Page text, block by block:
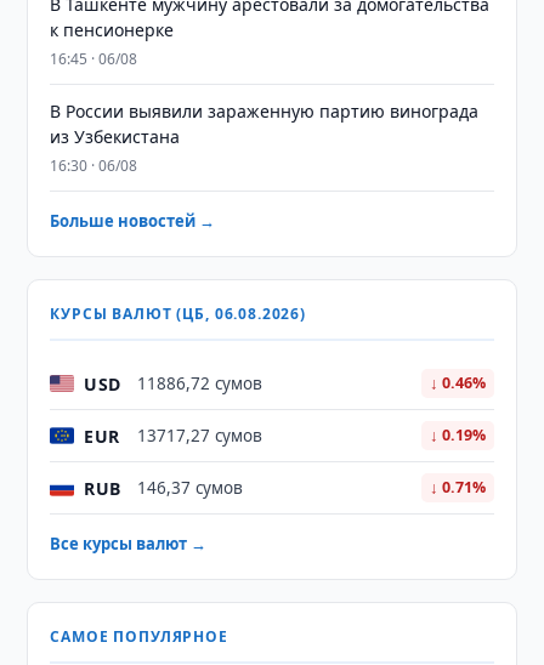
к пенсионерке
16:45 · 06/08
В России выявили зараженную партию винограда
из Узбекистана
16:30 · 06/08
Больше новостей →
КУРСЫ ВАЛЮТ (ЦБ, 06.08.2026)
USD 11886,72 сумов ↓ 0.46%
EUR 13717,27 сумов ↓ 0.19%
RUB 146,37 сумов ↓ 0.71%
Все курсы валют →
САМОЕ ПОПУЛЯРНОЕ